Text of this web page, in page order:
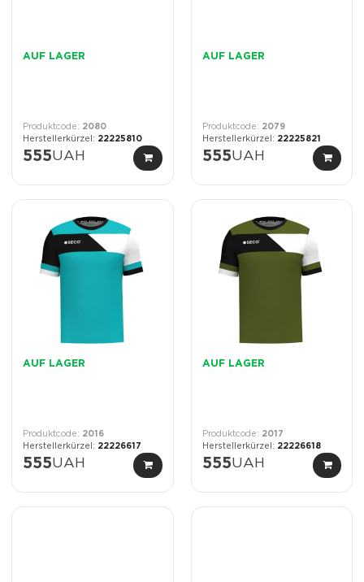
AUF LAGER
2080
22225810
555UAH
AUF LAGER
2079
22225821
555UAH
AUF LAGER
2016
22226617
555UAH
AUF LAGER
2017
22226618
555UAH